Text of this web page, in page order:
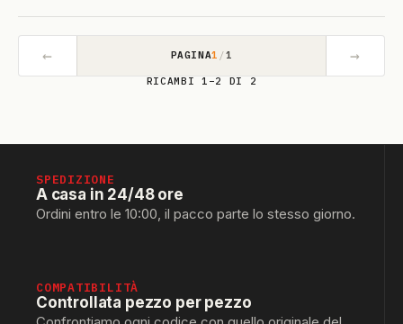
← PAGINA1 /1 →
RICAMBI 1–2 DI 2
SPEDIZIONE
A casa in 24/48 ore
Ordini entro le 10:00, il pacco parte lo stesso giorno.
COMPATIBILITÀ
Controllata pezzo per pezzo